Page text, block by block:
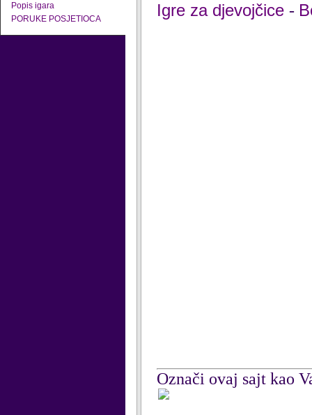
Popis igara
PORUKE POSJETIOCA
Igre za djevojčice -
Označi ovaj sajt kao